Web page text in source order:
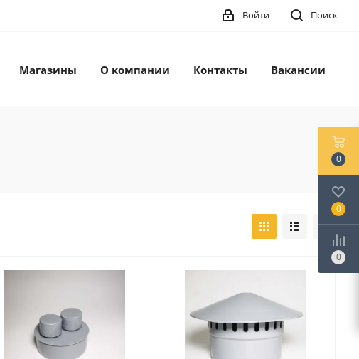
Поиск
Войти
Магазины О компании Контакты Вакансии
0
0
0